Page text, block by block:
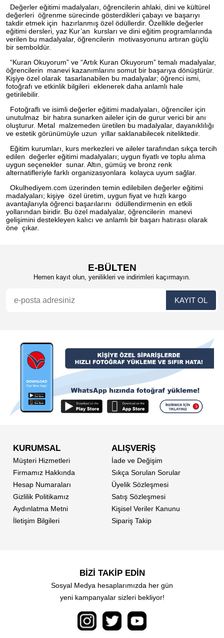
Değerler eğitimi madalyaları, öğrencilerin ahlaki, dini ve kültürel
değerleri öğrenme sürecinde gösterdikleri çabayı ve başarıyı
takdir etmek için hazırlanmış özel ödüllerdir. Özellikle değerler
eğitimi dersleri, yaz Kur’an kursları ve dini eğitim programlarında
verilen bu madalyalar, öğrencilerin motivasyonunu artıran güçlü
bir semboldür.
“Kuran Okuyorum” ve “Artık Kuran Okuyorum” temalı madalyalar,
öğrencilerin manevi kazanımlarını somut bir başarıya dönüştürür.
Kişiye özel olarak tasarlanabilen bu madalyalar; öğrenci ismi,
fotoğrafı ve etkinlik bilgileri eklenerek daha anlamlı hale
getirilebilir.
Fotoğraflı ve isimli değerler eğitimi madalyaları, öğrenciler için
unutulmaz bir hatıra sunarken aileler için de gurur verici bir anı
oluşturur. Metal malzemeden üretilen bu madalyalar, dayanıklılığı
ve estetik görünümüyle uzun yıllar saklanabilecek niteliktedir.
Eğitim kurumları, kurs merkezleri ve aileler tarafından sıkça tercih
edilen değerler eğitimi madalyaları; uygun fiyatlı ve toplu alıma
uygun seçenekler sunar. Altın, gümüş ve bronz renk
alternatifleriyle farklı organizasyonlara kolayca uyum sağlar.
Okulhediyem.com üzerinden temin edilebilen değerler eğitimi
madalyaları; kişiye özel üretim, uygun fiyat ve hızlı kargo
avantajlarıyla öğrenci başarılarını ödüllendirmenin en etkili
yollarından biridir. Bu özel madalyalar, öğrencilerin manevi
gelişimini destekleyen kalıcı ve anlamlı bir başarı hatırası olarak
öne çıkar.
E-BÜLTEN
Hemen kayıt olun, yenilikleri ve indirimleri kaçırmayın.
KURUMSAL
Müşteri Hizmetleri
Firmamız Hakkında
Hesap Numaraları
Gizlilik Politikamız
Aydınlatma Metni
İletişim Bilgileri
ALIŞVERİŞ
İade ve Değişim
Sıkça Sorulan Sorular
Üyelik Sözleşmesi
Satış Sözleşmesi
Kişisel Veriler Kanunu
Sipariş Takip
BİZİ TAKİP EDİN
Sosyal Medya hesaplarımızda her gün
yeni kampanyalar sizleri bekliyor!